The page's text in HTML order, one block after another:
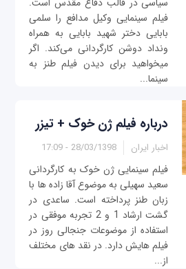
فیلم سینمایی وکیل مدافع را سلمی
بابایی دختر شهید بابایی به همراه
ونداد دوشن کارگردانی می‌کند. اگر
میخواهید برای دیدن فیلم طنز به
سینما...
درباره فیلم ژن خوک + تیزر
اخبار ایران 28/03/1398 - 17:09
فیلم سینمایی ژن خوک به کارگردانی
سعید سهیلی به موضوع آقا زاده ها با
زبان طنز پرداخته است. ساعدی در
گشت ارشاد 1 و 2 تجربه موفقی در
استفاده از موضوعات جنجالی روز در
فیلم هایش دارد. در نقد های مختلف
از...